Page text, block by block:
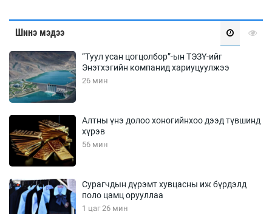
Шинэ мэдээ
“Туул усан цогцолбор”-ын ТЭЗҮ-ийг
Энэтхэгийн компанид хариуцуулжээ
26 мин
Алтны үнэ долоо хоногийнхоо дээд түвшинд
хүрэв
56 мин
Сурагчдын дүрэмт хувцасны иж бүрдэлд
поло цамц орууллаа
1 цаг 26 мин